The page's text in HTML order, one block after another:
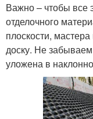
Важно – чтобы все
отделочного
плоскости,
доску. Не
уложена в